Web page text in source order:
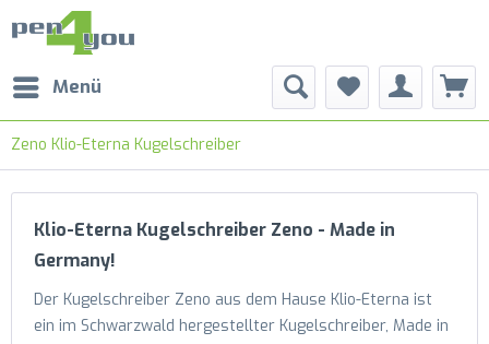
Menü
Zeno Klio-Eterna Kugelschreiber
Klio-Eterna Kugelschreiber Zeno - Made in
Germany!
Der Kugelschreiber Zeno aus dem Hause Klio-Eterna ist
ein im Schwarzwald hergestellter Kugelschreiber, Made in